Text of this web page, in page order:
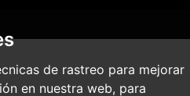
de rastreo para mejorar
en nuestra web, para